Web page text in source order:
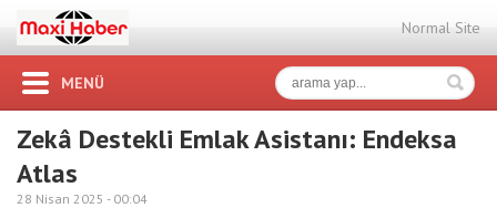
Normal Site
MENÜ
Zekâ Destekli Emlak Asistanı: Endeksa
Atlas
28 Nisan 2025 - 00:04